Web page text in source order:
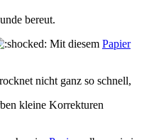
bereut.
Mit diesem Papier
nicht ganz so schnell,
kleine Korrekturen